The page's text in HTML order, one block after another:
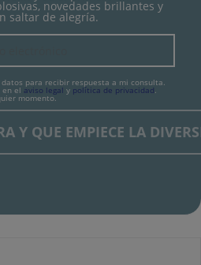
novedades brillantes y
saltar de alegría.
para recibir respuesta a mi consulta.
en el aviso legal y política de privacidad.
momento.